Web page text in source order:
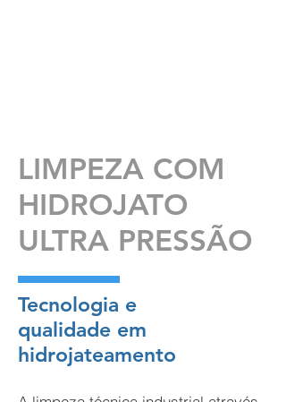
LIMPEZA COM
HIDROJATO
ULTRA PRESSÃO
Tecnologia e
qualidade em
hidrojateamento